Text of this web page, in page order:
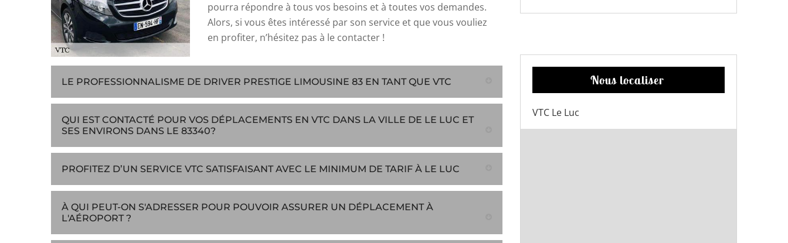
pourra répondre à tous vos besoins et à toutes vos demandes.
Alors, si vous êtes intéressé par son service et que vous vouliez
en profiter, n’hésitez pas à le contacter !
LE PROFESSIONNALISME DE DRIVER PRESTIGE LIMOUSINE 83 EN TANT QUE VTC
QUI EST CONTACTÉ POUR VOS DÉPLACEMENTS EN VTC DANS LA VILLE DE LE LUC ET
SES ENVIRONS DANS LE 83340?
PROFITEZ D’UN SERVICE VTC SATISFAISANT AVEC LE MINIMUM DE TARIF À LE LUC
À QUI PEUT-ON S'ADRESSER POUR POUVOIR ASSURER UN DÉPLACEMENT À
L'AÉROPORT ?
Nous localiser
VTC Le Luc